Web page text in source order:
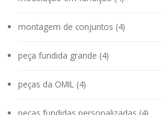
montagem de conjuntos (4)
peça fundida grande (4)
peças da OMIL (4)